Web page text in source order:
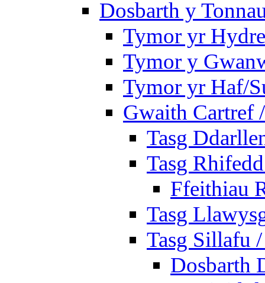
Dosbarth y
Tymor yr
Tymor y
Tymor yr Haf/
Gwaith Cartref
Tasg
Tasg
Ffeithiau
Tasg
Tasg Sillafu
Dosbarth